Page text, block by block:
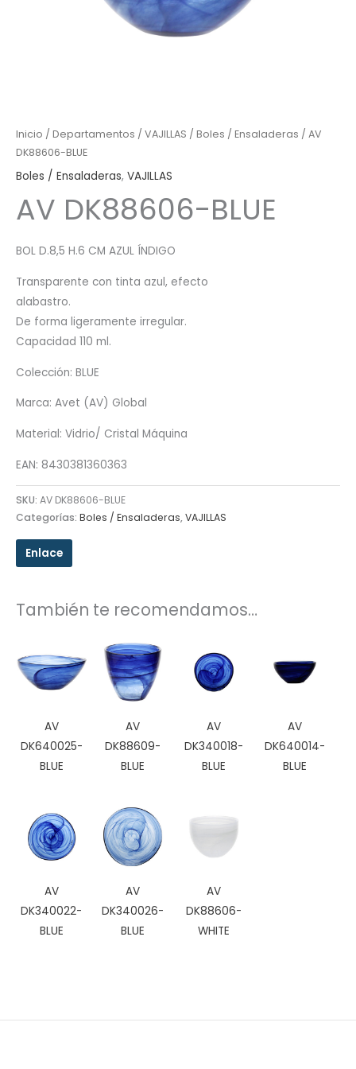
Inicio / Departamentos / VAJILLAS / Boles / Ensaladeras / AV
DK88606-BLUE
Boles / Ensaladeras, VAJILLAS
AV DK88606-BLUE
BOL D.8,5 H.6 CM AZUL ÍNDIGO
Transparente con tinta azul, efecto
alabastro.
De forma ligeramente irregular.
Capacidad 110 ml.
Colección: BLUE
Marca: Avet (AV) Global
Material: Vidrio/ Cristal Máquina
EAN: 8430381360363
SKU: AV DK88606-BLUE
Categorías: Boles / Ensaladeras,VAJILLAS
Enlace
También te recomendamos…
AV
DK640025-
BLUE
AV
DK88609-
BLUE
AV
DK340018-
BLUE
AV
DK640014-
BLUE
AV
DK340022-
BLUE
AV
DK340026-
BLUE
AV
DK88606-
WHITE